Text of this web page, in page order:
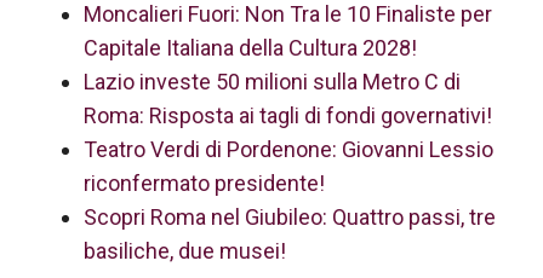
Moncalieri Fuori: Non Tra le 10 Finaliste per
Capitale Italiana della Cultura 2028!
Lazio investe 50 milioni sulla Metro C di
Roma: Risposta ai tagli di fondi governativi!
Teatro Verdi di Pordenone: Giovanni Lessio
riconfermato presidente!
Scopri Roma nel Giubileo: Quattro passi, tre
basiliche, due musei!